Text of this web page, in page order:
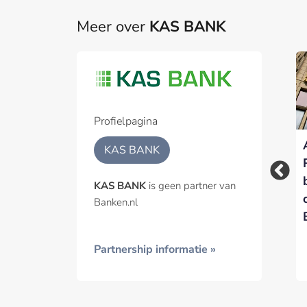
Meer over KAS BANK
Profielpagina
KAS BANK
KAS BANK is geen partner van
Banken.nl
Partnership informatie »
Een
het
KAS Bank lanceert
FinTech-tak voor
KAS BANK verhuist
in september 2017
naar Amsterdam-